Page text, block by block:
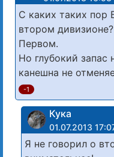
С каких таких пор
втором
Первом.
Но глубокий
канешна не
-1
Кука
01.07.2013
Я не говорил о